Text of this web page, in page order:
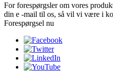
For forespørgsler om vores
din e -mail til os, så vil vi være i
Forespørgsel nu